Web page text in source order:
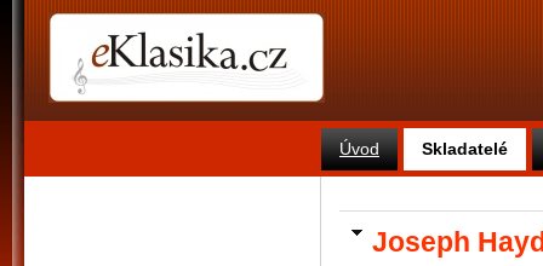
Úvod Skladatelé
Joseph